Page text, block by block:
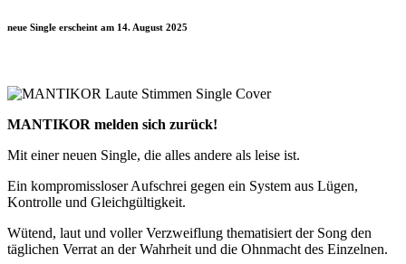
neue Single erscheint am 14. August 2025
MANTIKOR melden sich zurück!
Mit einer neuen Single, die alles andere als leise ist.
Ein kompromissloser Aufschrei gegen ein System aus Lügen,
Kontrolle und Gleichgültigkeit.
Wütend, laut und voller Verzweiflung thematisiert der Song den
täglichen Verrat an der Wahrheit und die Ohnmacht des Einzelnen.